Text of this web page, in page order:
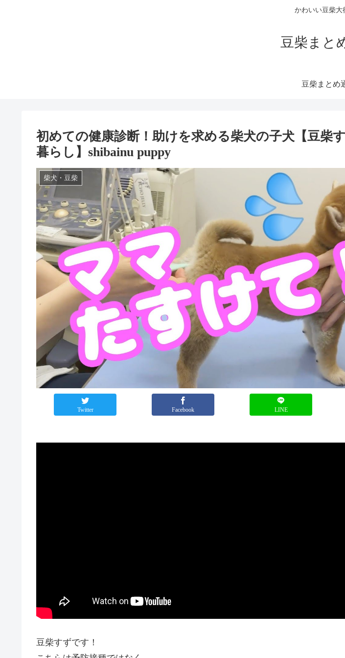
かわいい豆柴
豆柴まと
豆柴まとめ
初めての健康診断！助けを求める柴犬の子犬【豆柴
暮らし】shibainu puppy
柴犬・豆柴
Twitter Facebook LINE
豆柴すずです！